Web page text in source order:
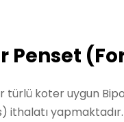
Penset
türlü koter uygun
ithalatı